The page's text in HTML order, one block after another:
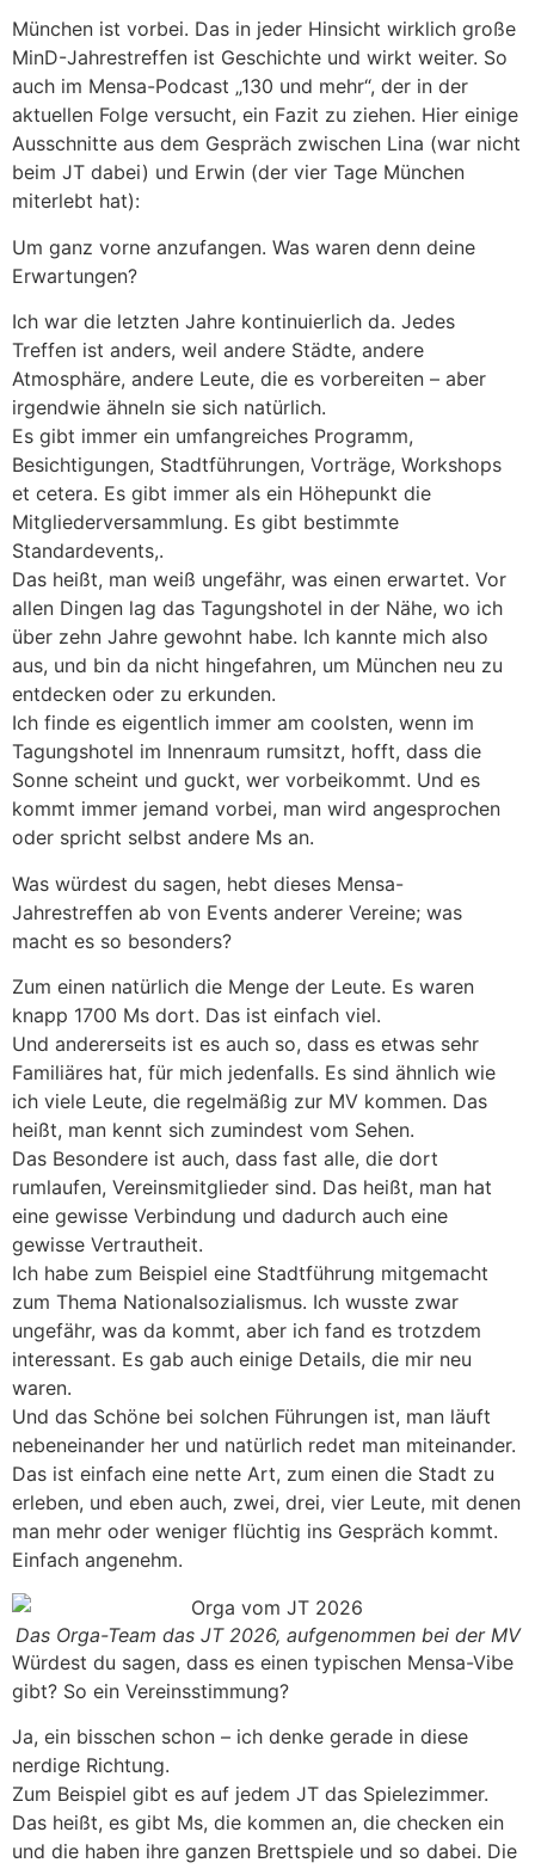
München ist vorbei. Das in jeder Hinsicht wirklich große
MinD-Jahrestreffen ist Geschichte und wirkt weiter. So
auch im Mensa-Podcast „130 und mehr“, der in der
aktuellen Folge versucht, ein Fazit zu ziehen. Hier einige
Ausschnitte aus dem Gespräch zwischen Lina (war nicht
beim JT dabei) und Erwin (der vier Tage München
miterlebt hat):
Um ganz vorne anzufangen. Was waren denn deine
Erwartungen?
Ich war die letzten Jahre kontinuierlich da. Jedes
Treffen ist anders, weil andere Städte, andere
Atmosphäre, andere Leute, die es vorbereiten – aber
irgendwie ähneln sie sich natürlich.
Es gibt immer ein umfangreiches Programm,
Besichtigungen, Stadtführungen, Vorträge, Workshops
et cetera. Es gibt immer als ein Höhepunkt die
Mitgliederversammlung. Es gibt bestimmte
Standardevents,.
Das heißt, man weiß ungefähr, was einen erwartet. Vor
allen Dingen lag das Tagungshotel in der Nähe, wo ich
über zehn Jahre gewohnt habe. Ich kannte mich also
aus, und bin da nicht hingefahren, um München neu zu
entdecken oder zu erkunden.
Ich finde es eigentlich immer am coolsten, wenn im
Tagungshotel im Innenraum rumsitzt, hofft, dass die
Sonne scheint und guckt, wer vorbeikommt. Und es
kommt immer jemand vorbei, man wird angesprochen
oder spricht selbst andere Ms an.
Was würdest du sagen, hebt dieses Mensa-
Jahrestreffen ab von Events anderer Vereine; was
macht es so besonders?
Zum einen natürlich die Menge der Leute. Es waren
knapp 1700 Ms dort. Das ist einfach viel.
Und andererseits ist es auch so, dass es etwas sehr
Familiäres hat, für mich jedenfalls. Es sind ähnlich wie
ich viele Leute, die regelmäßig zur MV kommen. Das
heißt, man kennt sich zumindest vom Sehen.
Das Besondere ist auch, dass fast alle, die dort
rumlaufen, Vereinsmitglieder sind. Das heißt, man hat
eine gewisse Verbindung und dadurch auch eine
gewisse Vertrautheit.
Ich habe zum Beispiel eine Stadtführung mitgemacht
zum Thema Nationalsozialismus. Ich wusste zwar
ungefähr, was da kommt, aber ich fand es trotzdem
interessant. Es gab auch einige Details, die mir neu
waren.
Und das Schöne bei solchen Führungen ist, man läuft
nebeneinander her und natürlich redet man miteinander.
Das ist einfach eine nette Art, zum einen die Stadt zu
erleben, und eben auch, zwei, drei, vier Leute, mit denen
man mehr oder weniger flüchtig ins Gespräch kommt.
Einfach angenehm.
Das Orga-Team das JT 2026, aufgenommen bei der MV
Würdest du sagen, dass es einen typischen Mensa-Vibe
gibt? So ein Vereinsstimmung?
Ja, ein bisschen schon – ich denke gerade in diese
nerdige Richtung.
Zum Beispiel gibt es auf jedem JT das Spielezimmer.
Das heißt, es gibt Ms, die kommen an, die checken ein
und die haben ihre ganzen Brettspiele und so dabei. Die